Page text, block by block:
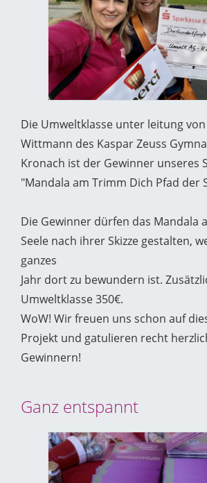
Die Umweltklasse unter leitung
Wittmann des Kaspar Zeuss
Kronach ist der Gewinner unseres
"Mandala am Trimm Dich Pfad der
Die Gewinner dürfen das Mandala
Seele nach ihrer Skizze gestalten,
ganzes
Jahr dort zu bewundern ist.
Umweltklasse 350€.
WoW! Wir freuen uns schon auf
Projekt und gatulieren recht
Gewinnern!
Ganz entspannt